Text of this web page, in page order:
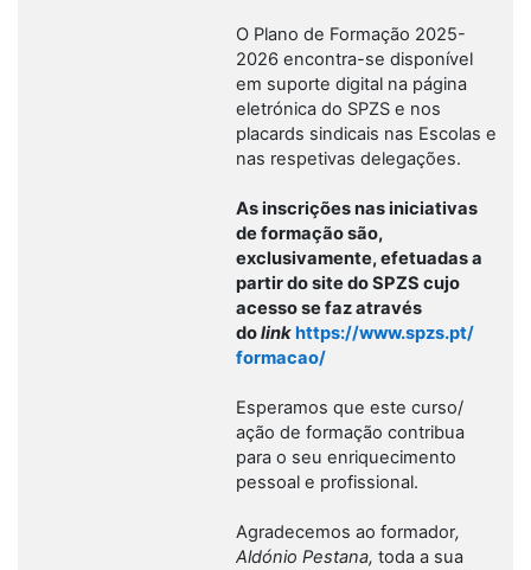
O Plano de Formação 2025-
2026 encontra-se disponível
em suporte digital na página
eletrónica do SPZS e nos
placards sindicais nas Escolas e
nas respetivas delegações.
As inscrições nas iniciativas
de formação são,
exclusivamente, efetuadas a
partir do site do SPZS cujo
acesso se faz através
dolink https://www.spzs.pt/
formacao/
Esperamos que este curso/
ação de formação contribua
para o seu enriquecimento
pessoal e profissional.
Agradecemos ao formador,
Aldónio Pestana, toda a sua